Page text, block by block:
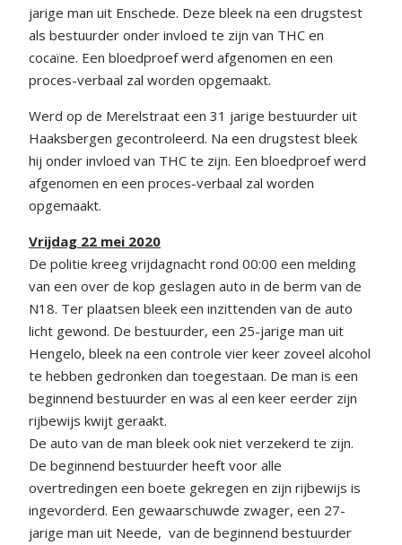
jarige man uit Enschede. Deze bleek na een drugstest
als bestuurder onder invloed te zijn van THC en
cocaïne. Een bloedproef werd afgenomen en een
proces-verbaal zal worden opgemaakt.
Werd op de Merelstraat een 31 jarige bestuurder uit
Haaksbergen gecontroleerd. Na een drugstest bleek
hij onder invloed van THC te zijn. Een bloedproef werd
afgenomen en een proces-verbaal zal worden
opgemaakt.
Vrijdag 22 mei 2020
De politie kreeg vrijdagnacht rond 00:00 een melding
van een over de kop geslagen auto in de berm van de
N18. Ter plaatsen bleek een inzittenden van de auto
licht gewond. De bestuurder, een 25-jarige man uit
Hengelo, bleek na een controle vier keer zoveel alcohol
te hebben gedronken dan toegestaan. De man is een
beginnend bestuurder en was al een keer eerder zijn
rijbewijs kwijt geraakt.
De auto van de man bleek ook niet verzekerd te zijn.
De beginnend bestuurder heeft voor alle
overtredingen een boete gekregen en zijn rijbewijs is
ingevorderd. Een gewaarschuwde zwager, een 27-
jarige man uit Neede, van de beginnend bestuurder